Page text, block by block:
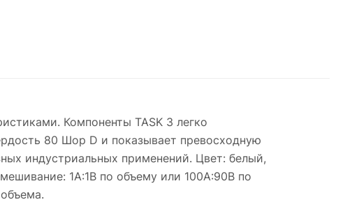
Компоненты TASK 3 легко
80 Шор D и показывает превосходную
индустриальных применений. Цвет: белый,
1А:1В по объему или 100А:90В по